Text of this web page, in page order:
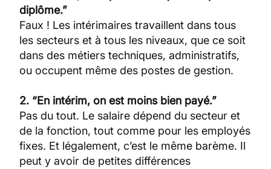
diplôme.”
Faux ! Les intérimaires travaillent dans tous
les secteurs et à tous les niveaux, que ce soit
dans des métiers techniques, administratifs,
ou occupent même des postes de gestion.
2. “En intérim, on est moins bien payé.”
Pas du tout. Le salaire dépend du secteur et
de la fonction, tout comme pour les employés
fixes. Et légalement, c’est le même barème. Il
peut y avoir de petites différences